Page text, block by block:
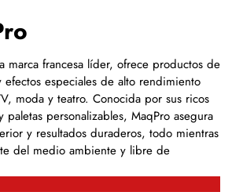
marca francesa líder, ofrece productos de
efectos especiales de alto rendimiento
moda y teatro. Conocida por sus ricos
paletas personalizables, MaqPro asegura
y resultados duraderos, todo mientras
del medio ambiente y libre de